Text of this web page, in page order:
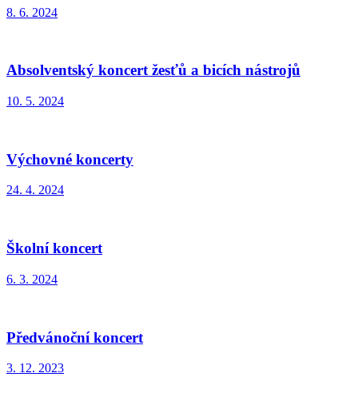
8. 6. 2024
Absolventský koncert žesťů a bicích nástrojů
10. 5. 2024
Výchovné koncerty
24. 4. 2024
Školní koncert
6. 3. 2024
Předvánoční koncert
3. 12. 2023